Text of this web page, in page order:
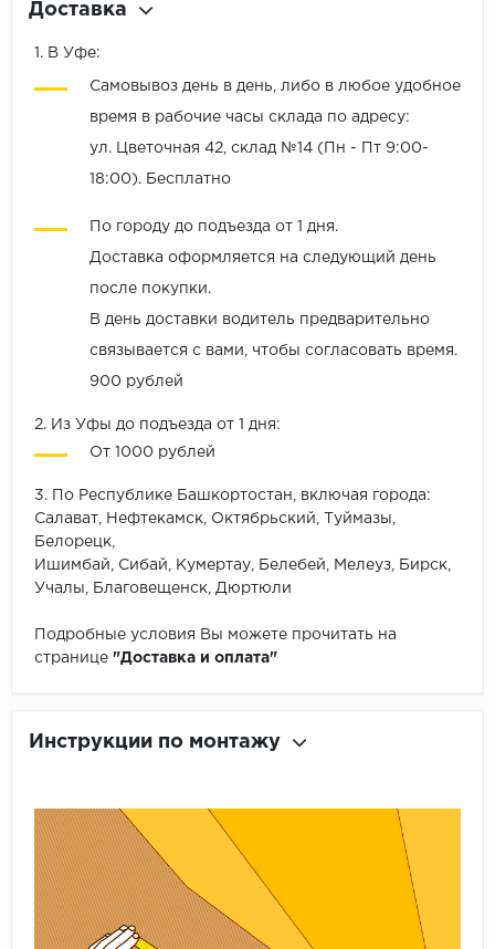
Доставка
1. В Уфе:
Самовывоз день в день, либо в любое удобное
время в рабочие часы склада по адресу:
ул. Цветочная 42, склад №14 (Пн - Пт 9:00-
18:00). Бесплатно
По городу до подъезда от 1 дня.
Доставка оформляется на следующий день
после покупки.
В день доставки водитель предварительно
связывается с вами, чтобы согласовать время.
900 рублей
2. Из Уфы до подъезда от 1 дня:
От 1000 рублей
3. По Республике Башкортостан, включая города:
Салават, Нефтекамск, Октябрьский, Туймазы,
Белорецк,
Ишимбай, Сибай, Кумертау, Белебей, Мелеуз, Бирск,
Учалы, Благовещенск, Дюртюли
Подробные условия Вы можете прочитать на
странице "Доставка и оплата"
Инструкции по монтажу